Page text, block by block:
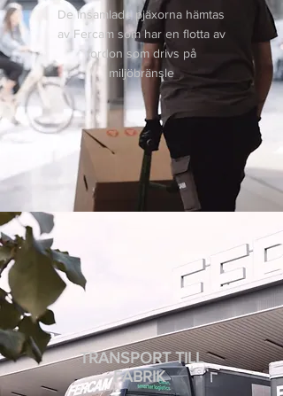
De insamlade pjäxorna hämtas
av Fercam som har en flotta av
fordon som drivs på
miljöbränsle
TRANSPORT TILL
FABRIK